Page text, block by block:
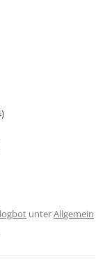
unterAllgemein